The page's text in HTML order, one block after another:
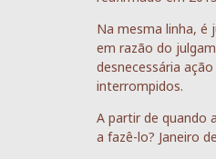
Na mesma linha, é
em razão do
desnecessária
interrompidos.
A partir de quando
a fazê-lo? Janeiro